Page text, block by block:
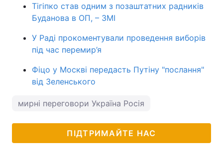
Тігіпко став одним з позаштатних радників
Буданова в ОП, – ЗМІ
У Раді прокоментували проведення виборів
під час перемир’я
Фіцо у Москві передасть Путіну "послання"
від Зеленського
мирні переговори Україна Росія
ПІДТРИМАЙТЕ НАС